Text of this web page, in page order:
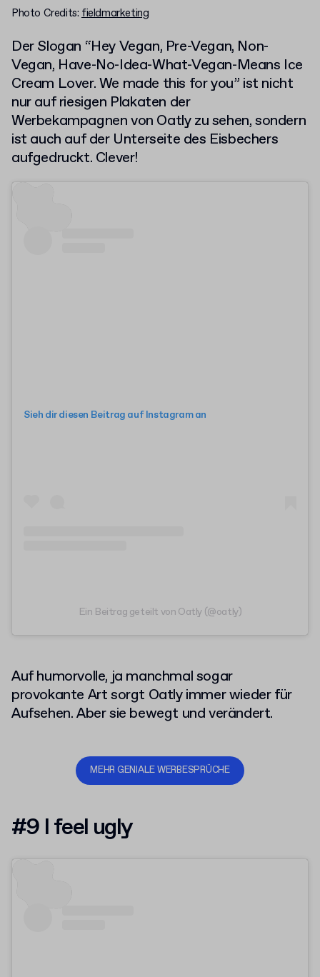
Photo Credits: fieldmarketing
Der Slogan “Hey Vegan, Pre-Vegan, Non-
Vegan, Have-No-Idea-What-Vegan-Means Ice
Cream Lover. We made this for you” ist nicht
nur auf riesigen Plakaten der
Werbekampagnen von Oatly zu sehen, sondern
ist auch auf der Unterseite des Eisbechers
aufgedruckt. Clever!
Sieh dir diesen Beitrag auf Instagram an
Ein Beitrag geteilt von Oatly (@oatly)
Auf humorvolle, ja manchmal sogar
provokante Art sorgt Oatly immer wieder für
Aufsehen. Aber sie bewegt und verändert.
MEHR GENIALE WERBESPRÜCHE
#9 I feel ugly